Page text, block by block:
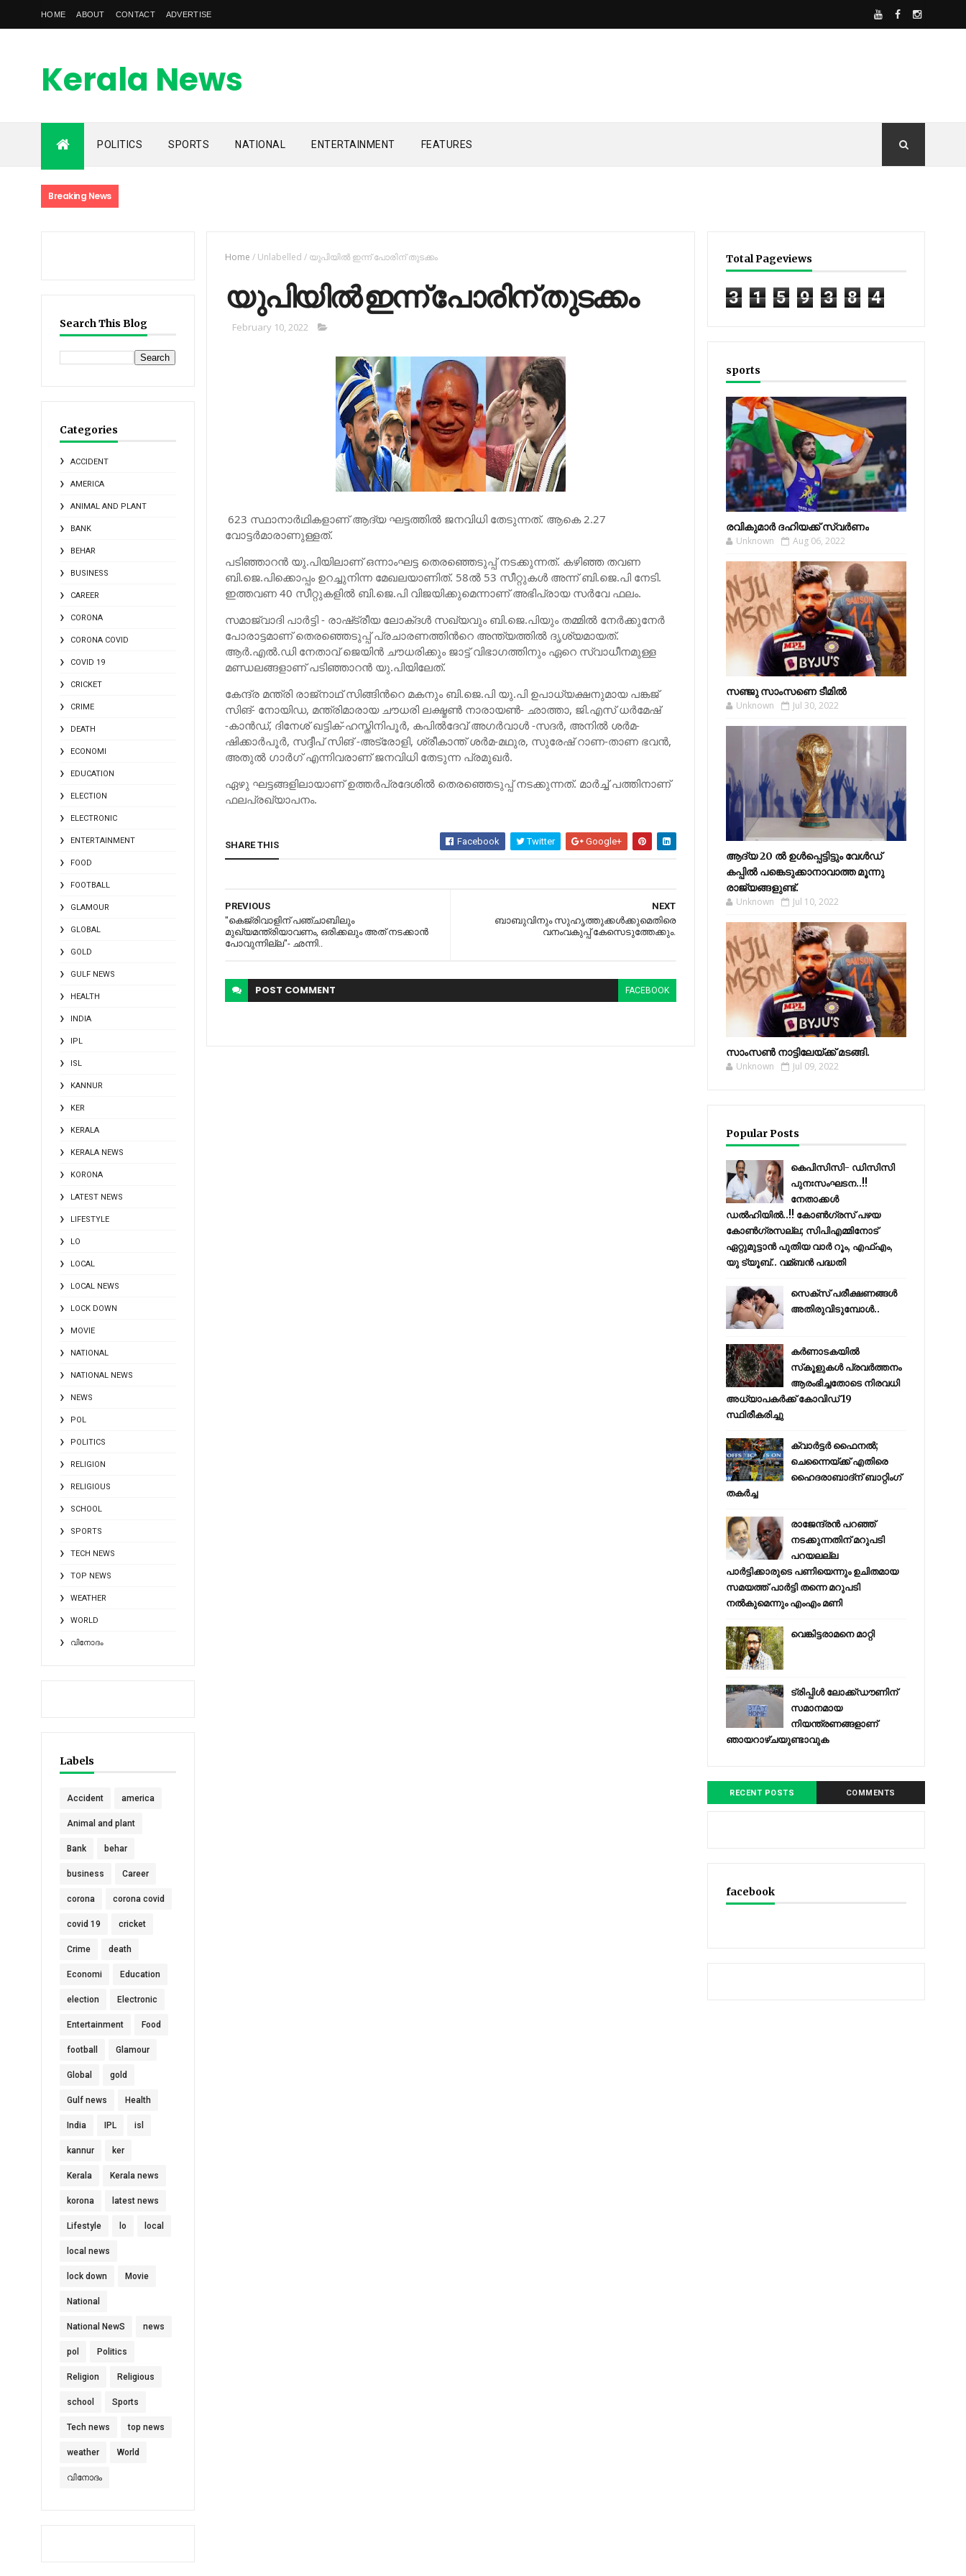
HOME ABOUT CONTACT ADVERTISE
Kerala News
Feed
kerala news feed is the one of the best malayalam online
POLITICS SPORTS NATIONAL ENTERTAINMENT FEATURES
Breaking News
Search This Blog
Categories
ACCIDENT
AMERICA
ANIMAL AND PLANT
BANK
BEHAR
BUSINESS
CAREER
CORONA
CORONA COVID
COVID 19
CRICKET
CRIME
DEATH
ECONOMI
EDUCATION
ELECTION
ELECTRONIC
ENTERTAINMENT
FOOD
FOOTBALL
GLAMOUR
GLOBAL
GOLD
GULF NEWS
HEALTH
INDIA
IPL
ISL
KANNUR
KER
KERALA
KERALA NEWS
KORONA
LATEST NEWS
LIFESTYLE
LO
LOCAL
LOCAL NEWS
LOCK DOWN
MOVIE
NATIONAL
NATIONAL NEWS
NEWS
POL
POLITICS
RELIGION
RELIGIOUS
SCHOOL
SPORTS
TECH NEWS
TOP NEWS
WEATHER
WORLD
വിനോദം
Labels
Accident america
Animal and plant
Bank behar
business Career
corona corona covid
covid 19 cricket
Crime death
Economi Education
election Electronic
Entertainment Food
football Glamour
Global gold
Gulf news Health
India IPL isl
kannur ker
Kerala Kerala news
korona latest news
Lifestyle lo local
local news
lock down Movie
National
National NewS news
pol Politics
Religion Religious
school Sports
Tech news top news
weather World
വിനോദം
Home / Unlabelled/ യുപിയിൽ ഇന്ന് പോരിന് തുടക്കം
യുപിയിൽ ഇന്ന് പോരിന് തുടക്കം
February 10, 2022
623 സ്ഥാനാര്‍ഥികളാണ് ആദ്യ ഘട്ടത്തില്‍ ജനവിധി തേടുന്നത്. ആകെ 2.27
വോട്ടര്‍മാരാണുള്ളത്.
പടിഞ്ഞാറന്‍ യു.പിയിലാണ് ഒന്നാംഘട്ട തെരഞ്ഞെടുപ്പ് നടക്കുന്നത്. കഴിഞ്ഞ തവണ
ബി.ജെ.പിക്കൊപ്പം ഉറച്ചുനിന്ന മേഖലയാണിത്. 58ല്‍ 53 സീറ്റുകള്‍ അന്ന് ബി.ജെ.പി നേടി.
ഇത്തവണ 40 സീറ്റുകളില്‍ ബി.ജെ.പി വിജയിക്കുമെന്നാണ് അഭിപ്രായ സര്‍വേ ഫലം.
സ​മാ​ജ്​​വാ​ദി പാ​ര്‍​ട്ടി - രാ​ഷ്​​ട്രീ​യ ലോ​ക്​​ദ​ള്‍ സ​ഖ്യ​വും ബി.​ജെ.​പി​യും ത​മ്മി​ല്‍ നേ​ര്‍​ക്കു​നേ​ര്‍
പോരാട്ടമാണ്​ തെരഞ്ഞെടുപ്പ് പ്രചാരണത്തിന്‍റെ അന്ത്യത്തില്‍ ദൃശ്യമായത്.
ആര്‍.എല്‍.ഡി നേതാവ് ജെയിന്‍ ചൗധരിക്കും ജാട്ട് വിഭാഗത്തിനും ഏറെ സ്വാധീനമുള്ള
മണ്ഡലങ്ങളാണ് പടിഞ്ഞാറന്‍ യു.പിയിലേത്.
കേന്ദ്ര മന്ത്രി രാജ്നാഥ് സിങ്ങിന്‍റെ മകനും ബി.ജെ.പി യു.പി ഉപാധ്യക്ഷനുമായ പങ്കജ്
സിങ്- നോയിഡ, മന്ത്രിമാരായ ചൗധരി ലക്ഷ്മണ്‍ നാരായണ്‍- ഛാത്താ, ജി.എസ് ധര്‍മേഷ്
-കാന്‍ഡ്, ദിനേശ് ഖട്ടിക്-ഹസ്തിനിപൂര്‍, കപില്‍ദേവ് അഗര്‍വാള്‍ -സദര്‍, അനില്‍ ശര്‍മ-
ഷിക്കാര്‍പൂര്‍, സദ്ദീപ് സിങ് -അട്രോളി, ശ്രീകാന്ത് ശര്‍മ-മഥുര, സുരേഷ് റാണ-താണ ഭവന്‍,
അതുല്‍ ഗാര്‍ഗ് എന്നിവരാണ് ജനവിധി തേടുന്ന പ്രമുഖര്‍.
ഏഴു ഘട്ടങ്ങളിലായാണ് ഉത്തര്‍പ്രദേശില്‍ തെരഞ്ഞെടുപ്പ് നടക്കുന്നത്. മാര്‍ച്ച്‌ പത്തിനാണ്
ഫലപ്രഖ്യാപനം.
SHARE THIS Facebook Twitter Google+
NEXT
ബാബുവിനും സുഹൃത്തുക്കള്‍ക്കുമെതിരെ
വനംവകുപ്പ് കേസെടുത്തേക്കും.
PREVIOUS
"കെജ്‍രിവാളിന് പഞ്ചാബിലും
മുഖ്യമന്ത്രിയാവണം, ഒരിക്കലും അത് നടക്കാന്‍
പോവുന്നില്ല"- ഛന്നി..
POST COMMENT FACEBOOK
Total Pageviews
3 1 5 9 3 8 4
sports
രവികുമാര്‍ ദഹിയക്ക് സ്വര്‍ണം
Unknown Aug 06, 2022
സഞ്ജു സാംസണെ ടീമില്‍
Unknown Jul 30, 2022
ആദ്യ 20 ല്‍ ഉള്‍പ്പെട്ടിട്ടും വേള്‍ഡ്
കപ്പില്‍ പങ്കെടുക്കാനാവാത്ത മൂന്നു
രാജ്യങ്ങളുണ്ട്.
Unknown Jul 10, 2022
സാംസണ്‍ നാട്ടിലേയ്‌ക്ക് മടങ്ങി.
Unknown Jul 09, 2022
Popular Posts
കെപിസിസി- ഡിസിസി
പുനഃസംഘടന..!!
നേതാക്കൾ
ഡൽഹിയിൽ..!! കോണ്‍ഗ്രസ് പഴയ
കോണ്‍ഗ്രസല്ല; സിപിഎമ്മിനോട്
ഏറ്റുമുട്ടാന്‍ പുതിയ വാര്‍ റൂം, എഫ്‌എം,
യു ട്യൂബ്.. വമ്ബന്‍ പദ്ധതി
സെക്സ് പരീക്ഷണങ്ങൾ
അതിരുവിടുമ്പോൾ..
കര്‍ണാടകയില്‍
സ്‌കൂളുകള്‍ പ്രവര്‍ത്തനം
ആരംഭിച്ചതോടെ നിരവധി
അധ്യാപകര്‍ക്ക് കോവിഡ് 19
സ്ഥിരീകരിച്ചു
ക്വാർട്ടർ ഫൈനൽ;
ചെന്നൈയ്ക്ക് എതിരെ
ഹൈദരാബാദ്ന് ബാറ്റിംഗ്
തകർച്ച
രാജേന്ദ്രന്‍ പറഞ്ഞ്
നടക്കുന്നതിന് മറുപടി
പറയലല്ല
പാര്‍ട്ടിക്കാരുടെ പണിയെന്നും ഉചിതമായ
സമയത്ത് പാര്‍ട്ടി തന്നെ മറുപടി
നല്‍കുമെന്നും എംഎം മണി
വെങ്കിട്ടരാമനെ മാറ്റി
ട്രിപ്പിള്‍ ലോക്ക്ഡൗണിന്
സമാനമായ
നിയന്ത്രണങ്ങളാണ്
ഞായറാഴ്ചയുണ്ടാവുക
RECENT POSTS COMMENTS
facebook